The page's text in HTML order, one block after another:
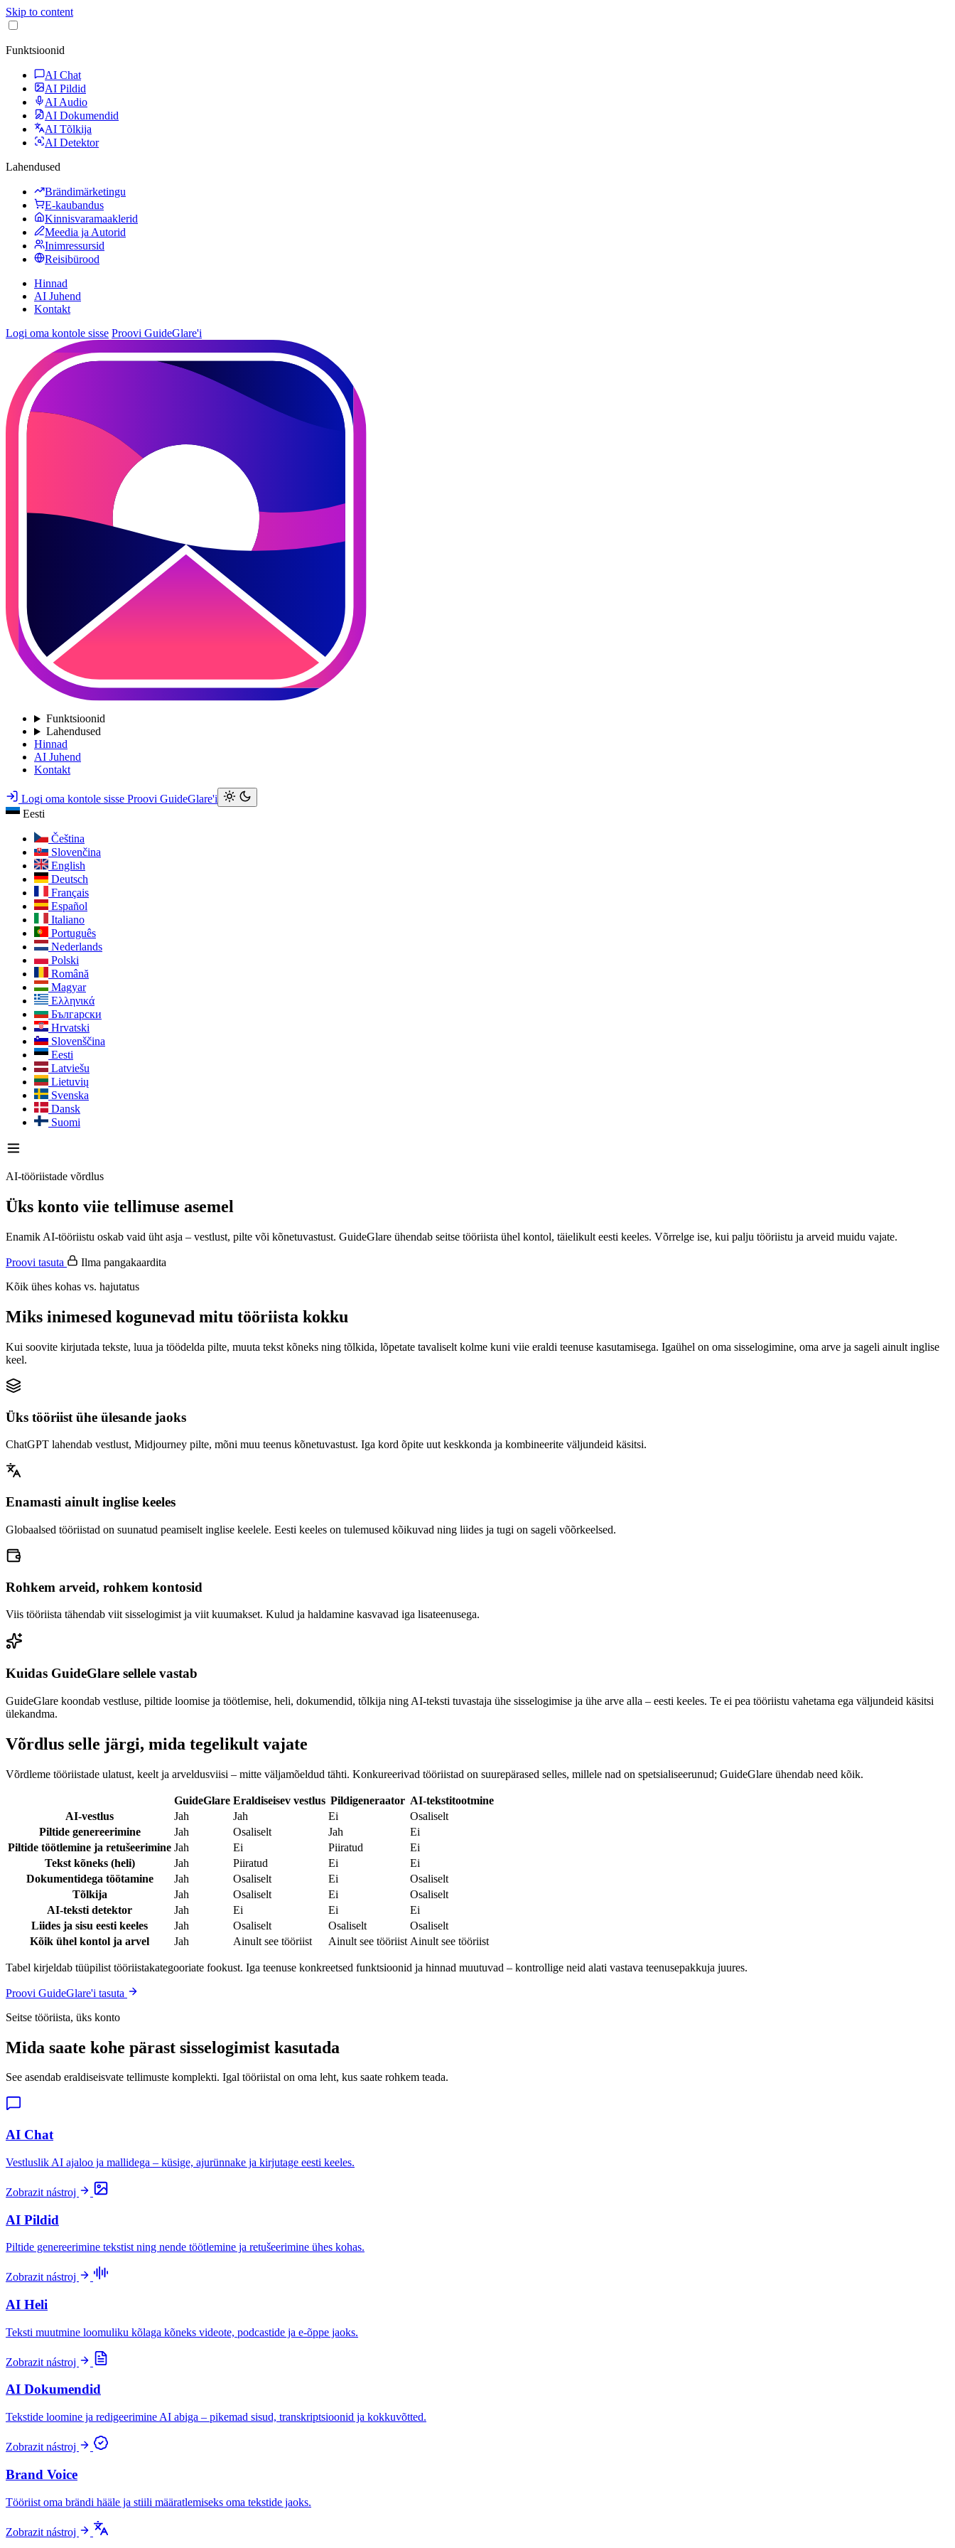
Skip to content
Funktsioonid
AI Chat
AI Pildid
AI Audio
AI Dokumendid
AI Tõlkija
AI Detektor
Lahendused
Brändimärketingu
E-kaubandus
Kinnisvaramaaklerid
Meedia ja Autorid
Inimressursid
Reisibürood
Hinnad
AI Juhend
Kontakt
Logi oma kontole sisse Proovi GuideGlare'i
Funktsioonid
Lahendused
Hinnad
AI Juhend
Kontakt
Logi oma kontole sisse Proovi GuideGlare'i
Eesti
Čeština
Slovenčina
English
Deutsch
Français
Español
Italiano
Português
Nederlands
Polski
Română
Magyar
Ελληνικά
Български
Hrvatski
Slovenščina
Eesti
Latviešu
Lietuvių
Svenska
Dansk
Suomi
AI-tööriistade võrdlus
Üks konto viie tellimuse asemel
Enamik AI-tööriistu oskab vaid üht asja – vestlust, pilte või kõnetuvastust. GuideGlare ühendab seitse tööriista ühel kontol, täielikult eesti keeles. Võrrelge ise, kui palju tööriistu ja arveid muidu vajate.
Proovi tasuta
Ilma pangakaardita
Kõik ühes kohas vs. hajutatus
Miks inimesed kogunevad mitu tööriista kokku
Kui soovite kirjutada tekste, luua ja töödelda pilte, muuta tekst kõneks ning tõlkida, lõpetate tavaliselt kolme kuni viie eraldi teenuse kasutamisega. Igaühel on oma sisselogimine, oma arve ja sageli ainult inglise
keel.
Üks tööriist ühe ülesande jaoks
ChatGPT lahendab vestlust, Midjourney pilte, mõni muu teenus kõnetuvastust. Iga kord õpite uut keskkonda ja kombineerite väljundeid käsitsi.
Enamasti ainult inglise keeles
Globaalsed tööriistad on suunatud peamiselt inglise keelele. Eesti keeles on tulemused kõikuvad ning liides ja tugi on sageli võõrkeelsed.
Rohkem arveid, rohkem kontosid
Viis tööriista tähendab viit sisselogimist ja viit kuumakset. Kulud ja haldamine kasvavad iga lisateenusega.
Kuidas GuideGlare sellele vastab
GuideGlare koondab vestluse, piltide loomise ja töötlemise, heli, dokumendid, tõlkija ning AI-teksti tuvastaja ühe sisselogimise ja ühe arve alla – eesti keeles. Te ei pea tööriistu vahetama ega väljundeid käsitsi
ülekandma.
Võrdlus selle järgi, mida tegelikult vajate
Võrdleme tööriistade ulatust, keelt ja arveldusviisi – mitte väljamõeldud tähti. Konkureerivad tööriistad on suurepärased selles, millele nad on spetsialiseerunud; GuideGlare ühendab need kõik.
GuideGlare Eraldiseisev vestlus Pildigeneraator AI-tekstitootmine
AI-vestlus
Jah Jah Ei
Osaliselt
Piltide genereerimine
Jah Osaliselt Jah
Ei
Piltide töötlemine ja retušeerimine Jah Ei Piiratud
Ei
Tekst kõneks (heli)
Jah Piiratud Ei
Ei
Dokumentidega töötamine
Jah Osaliselt Ei
Osaliselt
Tõlkija
Jah Osaliselt Ei
Osaliselt
AI-teksti detektor
Jah Ei Ei
Ei
Liides ja sisu eesti keeles
Jah Osaliselt Osaliselt
Osaliselt
Kõik ühel kontol ja arvel
Jah Ainult see tööriist Ainult see tööriist Ainult see tööriist
Tabel kirjeldab tüüpilist tööriistakategooriate fookust. Iga teenuse konkreetsed funktsioonid ja hinnad muutuvad – kontrollige neid alati vastava teenusepakkuja juures.
Proovi GuideGlare'i tasuta
Seitse tööriista, üks konto
Mida saate kohe pärast sisselogimist kasutada
See asendab eraldiseisvate tellimuste komplekti. Igal tööriistal on oma leht, kus saate rohkem teada.
AI Chat
Vestluslik AI ajaloo ja mallidega – küsige, ajurünnake ja kirjutage eesti keeles.
Zobrazit nástroj
AI Pildid
Piltide genereerimine tekstist ning nende töötlemine ja retušeerimine ühes kohas.
Zobrazit nástroj
AI Heli
Teksti muutmine loomuliku kõlaga kõneks videote, podcastide ja e-õppe jaoks.
Zobrazit nástroj
AI Dokumendid
Tekstide loomine ja redigeerimine AI abiga – pikemad sisud, transkriptsioonid ja kokkuvõtted.
Zobrazit nástroj
Brand Voice
Tööriist oma brändi hääle ja stiili määratlemiseks oma tekstide jaoks.
Zobrazit nástroj